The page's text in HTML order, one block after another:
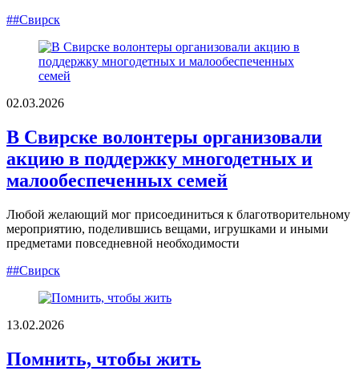
##Свирск
02.03.2026
В Свирске волонтеры организовали
акцию в поддержку многодетных и
малообеспеченных семей
Любой желающий мог присоединиться к благотворительному
мероприятию, поделившись вещами, игрушками и иными
предметами повседневной необходимости
##Свирск
13.02.2026
Помнить, чтобы жить